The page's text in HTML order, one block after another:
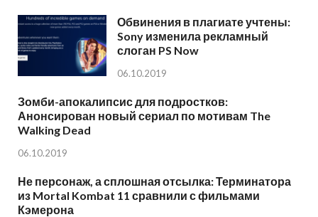
Обвинения в плагиате учтены:
Sony изменила рекламный
слоган PS Now
06.10.2019
Зомби-апокалипсис для подростков:
Анонсирован новый сериал по мотивам The
Walking Dead
06.10.2019
Не персонаж, а сплошная отсылка: Терминатора
из Mortal Kombat 11 сравнили с фильмами
Кэмерона